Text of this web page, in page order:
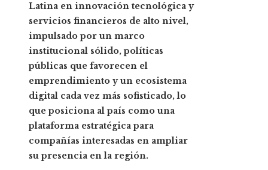
Latina en innovación tecnológica y
servicios financieros de alto nivel,
impulsado por un marco
institucional sólido, políticas
públicas que favorecen el
emprendimiento y un ecosistema
digital cada vez más sofisticado, lo
que posiciona al país como una
plataforma estratégica para
compañías interesadas en ampliar
su presencia en la región.